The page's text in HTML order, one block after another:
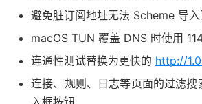
避免脏订阅地址无法 Scheme 导入
macOS TUN 覆盖 DNS 时使用
连通性测试替换为更快的 http://
连接、规则、日志等页面的过滤